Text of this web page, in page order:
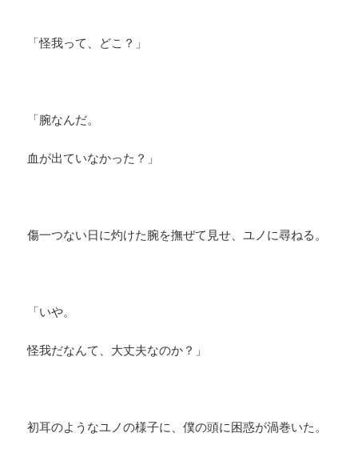
「怪我って、どこ？」
「腕なんだ。
血が出ていなかった？」
傷一つない日に灼けた腕を撫ぜて見せ、ユノに尋ねる。
「いや。
怪我だなんて、大丈夫なのか？」
初耳のようなユノの様子に、僕の頭に困惑が渦巻いた。